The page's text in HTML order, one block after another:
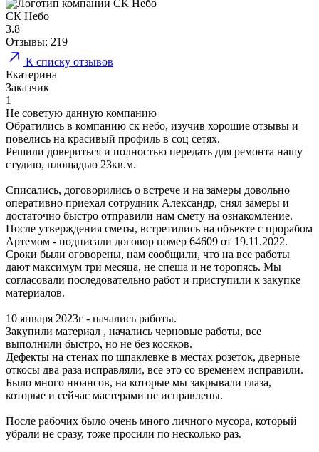
СК Небо
3.8
Отзывы: 219
К списку отзывов
Екатерина
Заказчик
1
Не советую данную компанию
Обратились в компанию ск небо, изучив хорошие отзывы и
повелись на красивый профиль в соц сетях.
Решили довериться и полностью передать для ремонта нашу
студию, площадью 23кв.м.
Списались, договорились о встрече и на замеры довольно
оперативно приехал сотрудник Александр, снял замеры и
достаточно быстро отправили нам смету на ознакомление.
После утверждения сметы, встретились на объекте с прорабом
Артемом - подписали договор номер 64609 от 19.11.2022.
Сроки были оговорены, нам сообщили, что на все работы
дают максимум три месяца, не спеша и не торопясь. Мы
согласовали последовательно работ и приступили к закупке
материалов.
10 января 2023г - начались работы.
Закупили материал , начались черновые работы, все
выполнили быстро, но не без косяков.
Дефекты на стенах по шпаклевке в местах розеток, дверные
откосы два раза исправляли, все это со временем исправили.
Было много нюансов, на которые мы закрывали глаза,
которые и сейчас мастерами не исправлены.
После рабочих было очень много личного мусора, который
убрали не сразу, тоже просили по несколько раз.